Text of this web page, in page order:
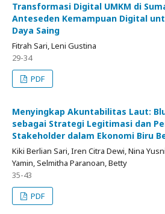
Transformasi Digital UMKM di
Anteseden Kemampuan Digital
Daya Saing
Fitrah Sari, Leni Gustina
29-34
PDF
Menyingkap Akuntabilitas Laut:
sebagai Strategi Legitimasi dan
Stakeholder dalam Ekonomi Biru
Kiki Berlian Sari, Iren Citra Dewi, Nina
Yamin, Selmitha Paranoan, Betty
35-43
PDF